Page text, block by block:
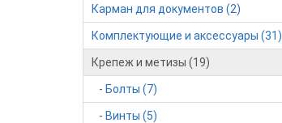
Карман для документов (2)
Комплектующие и аксессуары (31)
Крепеж и метизы (19)
- Болты (7)
- Винты (5)